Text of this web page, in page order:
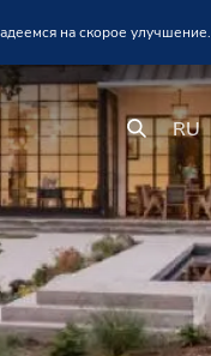
на скорое улучшение.
RU